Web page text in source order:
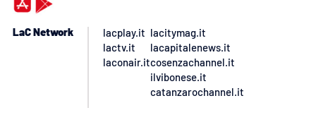
LaC Network
lacplay.it
lactv.it
laconair.it
lacitymag.it
lacapitalenews.it
cosenzachannel.it
ilvibonese.it
catanzarochannel.it